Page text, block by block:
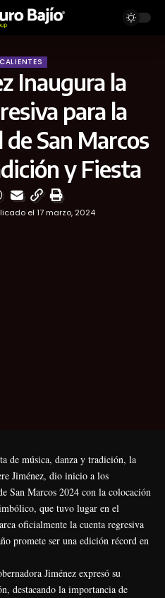
Inaugura la
para la
San Marcos
y Fiesta
el 17 marzo, 2024
de música, danza y tradición, la
Jiménez, dio inicio a los
San Marcos 2024 con la colocación
que tuvo lugar en el
oficialmente la cuenta regresiva
promete ser una edición récord en
Jiménez expresó su
destacando la importancia de